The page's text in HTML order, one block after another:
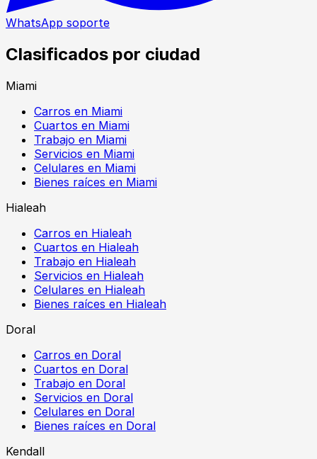
WhatsApp soporte
Clasificados por ciudad
Miami
Carros en Miami
Cuartos en Miami
Trabajo en Miami
Servicios en Miami
Celulares en Miami
Bienes raíces en Miami
Hialeah
Carros en Hialeah
Cuartos en Hialeah
Trabajo en Hialeah
Servicios en Hialeah
Celulares en Hialeah
Bienes raíces en Hialeah
Doral
Carros en Doral
Cuartos en Doral
Trabajo en Doral
Servicios en Doral
Celulares en Doral
Bienes raíces en Doral
Kendall